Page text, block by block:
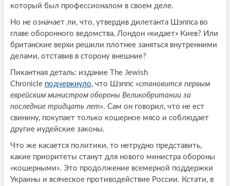
который был профессионалом в своем деле.
Но не означает ли, что, утвердив дилетанта Шэппса во
главе оборонного ведомства, Лондон «кидает» Киев? Или
британские верхи решили плотнее заняться внутренними
делами, отставив в сторону внешние?
Пикантная деталь: издание The Jewish
Chronicle подчеркнуло, что Шэппс «становится первым
еврейским министром обороны Великобритании за
последние тридцать лет». Сам он говорил, что не ест
свинину, покупает только кошерное мясо и соблюдает
другие иудейские законы.
Что же касается политики, то нетрудно представить,
какие приоритеты станут для нового министра обороны
«кошерными». Это продолжение всемерной поддержки
Украины и всяческое противодействие России. Кстати, в